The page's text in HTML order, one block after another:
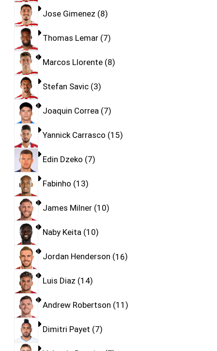
Jose Gimenez 8
Thomas Lemar 7
Marcos Llorente 8
Stefan Savic 3
Joaquin Correa 7
Yannick Carrasco 15
Edin Dzeko 7
Fabinho 13
James Milner 10
Naby Keita 10
Jordan Henderson 16
Luis Diaz 14
Andrew Robertson 11
Dimitri Payet 7